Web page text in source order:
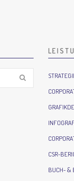
CSR-
BUCH- &